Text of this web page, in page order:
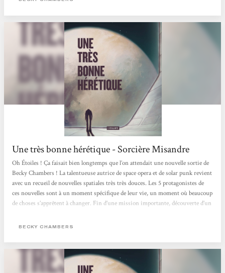
Une très bonne hérétique - Sorcière Misandre
Oh Étoiles ! Ça faisait bien longtemps que l’on attendait une nouvelle sortie de
Becky Chambers ! La talentueuse autrice de space opera et de solar punk revient
avec un recueil de nouvelles spatiales très très douces. Les 5 protagonistes de
ces nouvelles sont à un moment spécifique de leur vie, un moment où beaucoup
de choses s’apprêtent à changer. Fin d’une mission importante, découverte d’un
moments sont également l’occasion d’interroger le bien fondé de leurs choix,
BECKY CHAMBERS